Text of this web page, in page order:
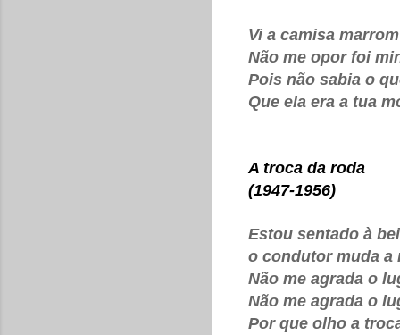
Vi a camisa
Não me opor foi
Pois não sabia o
Que ela era a tua
A troca da roda
(1947-1956)
Estou sentado à
o condutor muda a
Não me agrada o
Não me agrada o
Por que olho a